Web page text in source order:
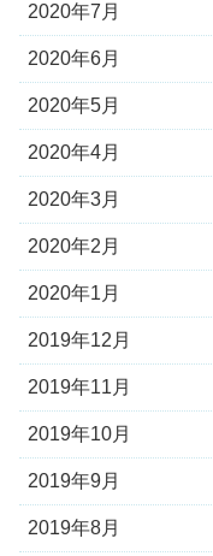
2020年7月
2020年6月
2020年5月
2020年4月
2020年3月
2020年2月
2020年1月
2019年12月
2019年11月
2019年10月
2019年9月
2019年8月